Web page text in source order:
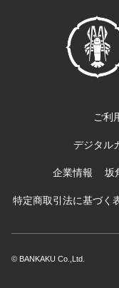
ご利
デジタル
企業情報 坂
特定商取引法に基づく
© BANKAKU Co.,Ltd.